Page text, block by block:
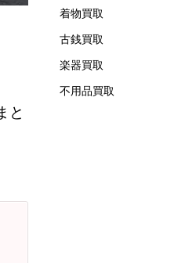
と
着物買取
古銭買取
楽器買取
不用品買取